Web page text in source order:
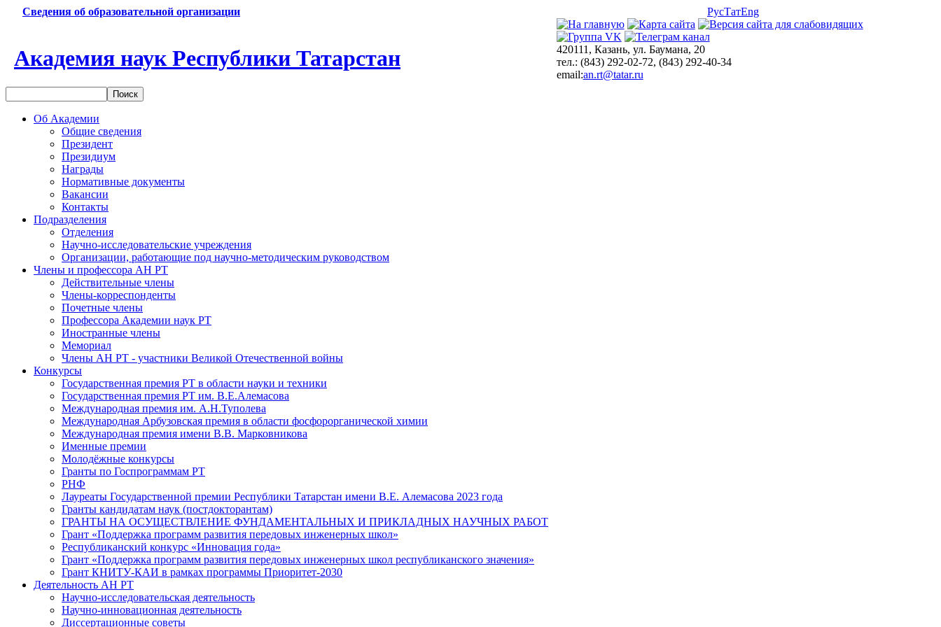
Сведения об образовательной организации РусТатEng
Академия наук Республики Татарстан
420111, Казань, ул. Баумана, 20
тел.: (843) 292-02-72, (843) 292-40-34
email:an.rt@tatar.ru
Об Академии
Общие сведения
Президент
Президиум
Награды
Нормативные документы
Вакансии
Контакты
Подразделения
Отделения
Научно-исследовательские учреждения
Организации, работающие под научно-методическим руководством
Члены и профессора АН РТ
Действительные члены
Члены-корреспонденты
Почетные члены
Профессора Академии наук РТ
Иностранные члены
Мемориал
Члены АН РТ - участники Великой Отечественной войны
Конкурсы
Государственная премия РТ в области науки и техники
Государственная премия РТ им. В.Е.Алемасова
Международная премия им. А.Н.Туполева
Международная Арбузовская премия в области фосфорорганической химии
Международная премия имени В.В. Марковникова
Именные премии
Молодёжные конкурсы
Гранты по Госпрограммам РТ
РНФ
Лауреаты Государственной премии Республики Татарстан имени В.Е. Алемасова 2023 года
Гранты кандидатам наук (постдокторантам)
ГРАНТЫ НА ОСУЩЕСТВЛЕНИЕ ФУНДАМЕНТАЛЬНЫХ И ПРИКЛАДНЫХ НАУЧНЫХ РАБОТ
Грант «Поддержка программ развития передовых инженерных школ»
Республиканский конкурс «Инновация года»
Грант «Поддержка программ развития передовых инженерных школ республиканского значения»
Грант КНИТУ-КАИ в рамках программы Приоритет-2030
Деятельность АН РТ
Научно-исследовательская деятельность
Научно-инновационная деятельность
Диссертационные советы